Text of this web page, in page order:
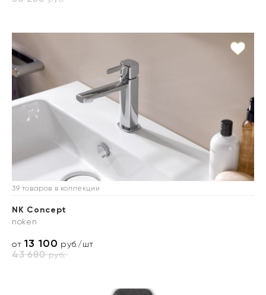
39 товаров в коллекции
NK Concept
noken
от13 100 руб./шт
43 680руб.